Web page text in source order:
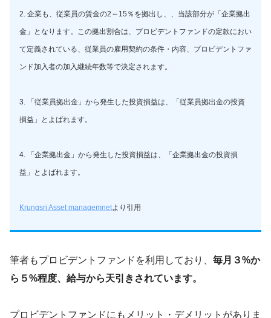
2. 企業も、従業員の賃金の2～15％を拠出し、、当該部分が「企業拠出
金」となります。この拠出割合は、プロビデントファンドの定款におい
て定義されている、従業員の雇用契約の条件・内容、プロビデントファ
ンド加入者の加入継続年数等で決定されます。
3. 「従業員拠出金」から発生した投資損益は、「従業員拠出金の投資
損益」とよばれます。
4. 「企業拠出金」から発生した投資損益は、「企業拠出金の投資損
益」とよばれます。
Krungsri Asset managemnetより引用
筆者もプロビデントファンドを利用しており、 毎月３%か
ら５%程度、給与から天引きされています。
プロビデントファンドにもメリット・デメリットがありま